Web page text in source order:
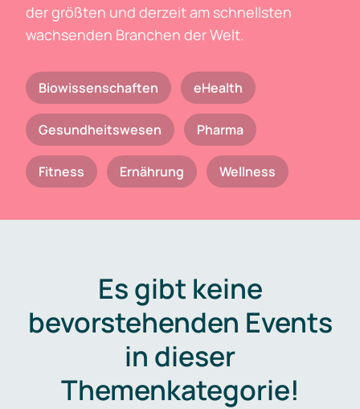
der größten und derzeit am schnellsten
wachsenden Branchen der Welt.
Biowissenschaften eHealth
Gesundheitswesen Pharma
Fitness Ernährung Wellness
Es gibt keine
bevorstehenden Events
in dieser
Themenkategorie!